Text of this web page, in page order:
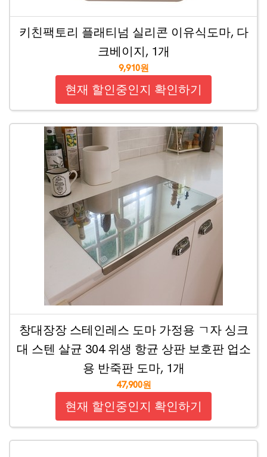
키친팩토리 플래티넘 실리콘 이유식도마, 다
크베이지, 1개
9,910원
현재 할인중인지 확인하기
창대장장 스테인레스 도마 가정용 ㄱ자 싱크
대 스텐 살균 304 위생 항균 상판 보호판 업소
용 반죽판 도마, 1개
47,900원
현재 할인중인지 확인하기